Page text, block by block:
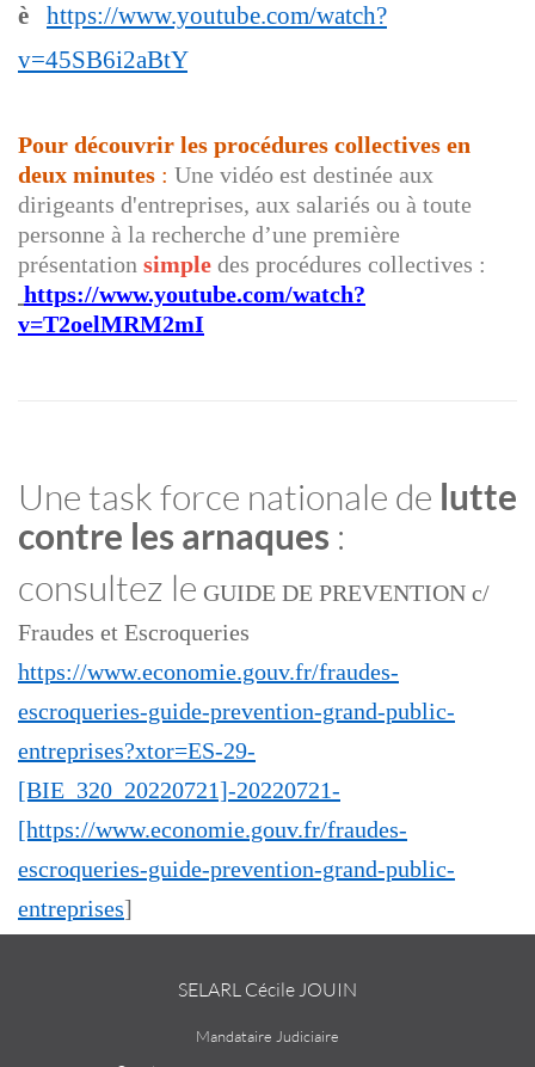
è
https://www.youtube.com/watch?
v=45SB6i2aBtY
Pour découvrir les procédures collectives en
deux minutes : Une vidéo est destinée aux
dirigeants d'entreprises, aux salariés ou à toute
personne à la recherche d’une première
présentation simple des procédures collectives :
https://www.youtube.com/watch?
v=T2oelMRM2mI
Une task force nationale de lutte
contre les arnaques :
consultez le GUIDE DE PREVENTION c/
Fraudes et Escroqueries
https://www.economie.gouv.fr/fraudes-
escroqueries-guide-prevention-grand-public-
entreprises?xtor=ES-29-
[BIE_320_20220721]-20220721-
[https://www.economie.gouv.fr/fraudes-
escroqueries-guide-prevention-grand-public-
entreprises]
SELARL Cécile JOUIN
Mandataire Judiciaire